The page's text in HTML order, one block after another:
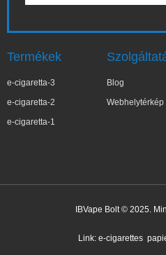
Termékek
e-cigaretta-3
e-cigaretta-2
e-cigaretta-1
Blog
Webhelytérkép
IBVape Bolt © 2025.
Link: e-cigarettes
Magd***na